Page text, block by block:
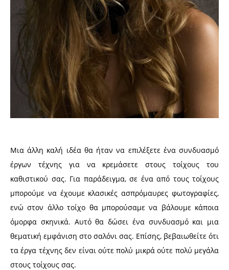
Μια άλλη καλή ιδέα θα ήταν να επιλέξετε ένα συνδυασμό
έργων τέχνης για να κρεμάσετε στους τοίχους του
καθιστικού σας. Για παράδειγμα, σε ένα από τους τοίχους
μπορούμε να έχουμε κλασικές ασπρόμαυρες φωτογραφίες,
ενώ στον άλλο τοίχο θα μπορούσαμε να βάλουμε κάποια
όμορφα σκηνικά. Αυτό θα δώσει ένα συνδυασμό και μια
θεματική εμφάνιση στο σαλόνι σας. Επίσης, βεβαιωθείτε ότι
τα έργα τέχνης δεν είναι ούτε πολύ μικρά ούτε πολύ μεγάλα
στους τοίχους σας.